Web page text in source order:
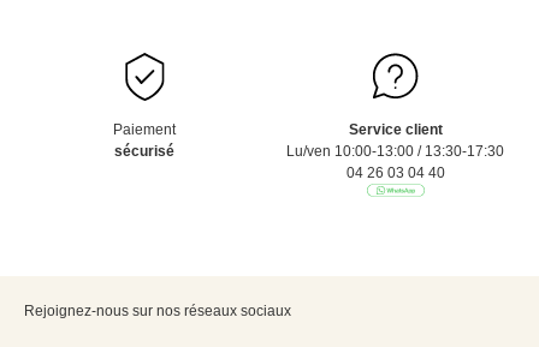
Paiement
sécurisé
Service client
Lu/ven 10:00-13:00 / 13:30-17:30
04 26 03 04 40
Rejoignez-nous sur nos réseaux sociaux